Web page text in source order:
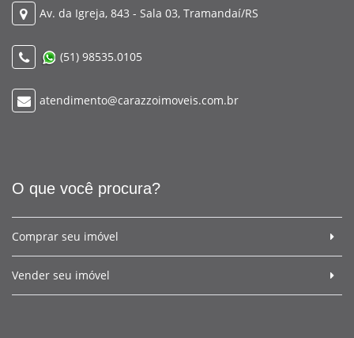
Av. da Igreja, 843 - Sala 03, Tramandaí/RS
(51) 98535.0105
atendimento@carazzoimoveis.com.br
O que você procura?
Comprar seu imóvel
Vender seu imóvel